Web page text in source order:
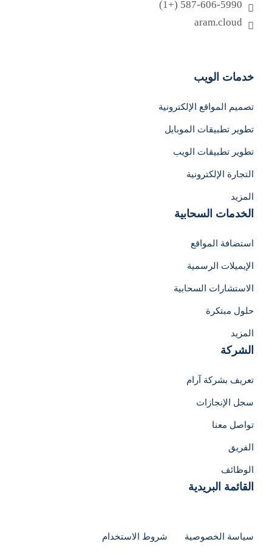
587-606-5990 (+1)
aram.cloud
خدمات الويب
تصميم المواقع الإلكترونية
تطوير تطبيقات الموبايل
تطوير تطبيقات الويب
التجارة الإلكترونية
المزيد
الخدمات السحابية
استضافة المواقع
الإيميلات الرسمية
الاستشارات السحابية
حلول مبتكرة
المزيد
الشركة
تعريف بشركة آرام
سجل الإنجازات
تواصل معنا
الفريق
الوظائف
القائمة البريدية
سياسة الخصوصية شروط الاستخدام